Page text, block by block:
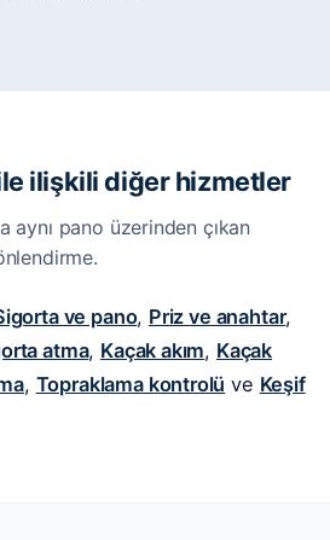
ilişkili diğer hizmetler
aynı pano üzerinden çıkan
ve pano, Priz ve anahtar,
atma, Kaçak akım, Kaçak
, Topraklama kontrolü ve Keşif